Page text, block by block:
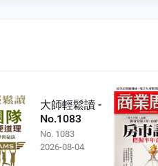
大師輕鬆讀 -
No.1083
No. 1083
2026-08-04